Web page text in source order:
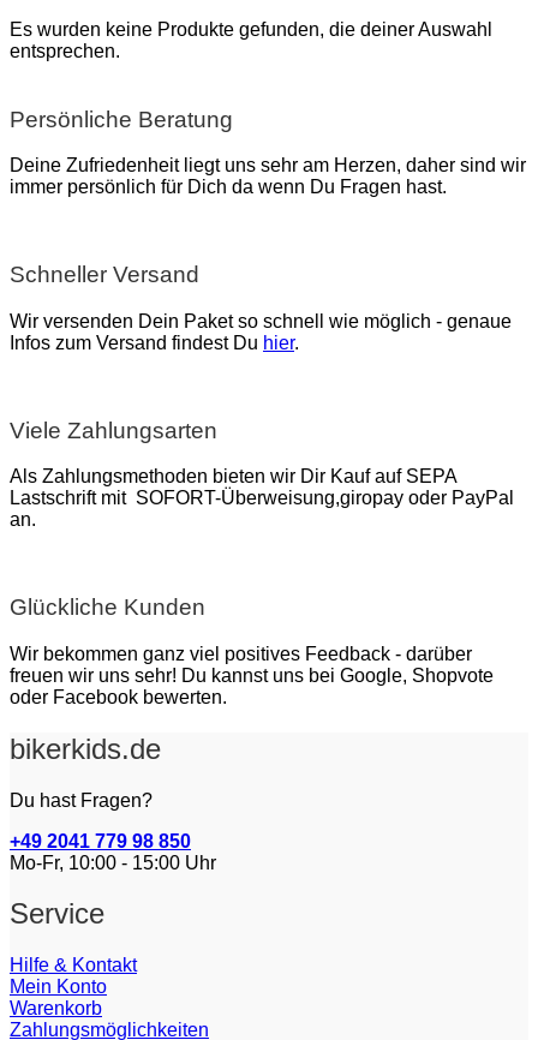
Es wurden keine Produkte gefunden, die deiner Auswahl
entsprechen.
Persönliche Beratung
Deine Zufriedenheit liegt uns sehr am Herzen, daher sind wir
immer persönlich für Dich da wenn Du Fragen hast.
Schneller Versand
Wir versenden Dein Paket so schnell wie möglich - genaue
Infos zum Versand findest Du hier.
Viele Zahlungsarten
Als Zahlungsmethoden bieten wir Dir Kauf auf SEPA
Lastschrift mit SOFORT-Überweisung,giropay oder PayPal
an.
Glückliche Kunden
Wir bekommen ganz viel positives Feedback - darüber
freuen wir uns sehr! Du kannst uns bei Google, Shopvote
oder Facebook bewerten.
bikerkids.de
Du hast Fragen?
+49 2041 779 98 850
Mo-Fr, 10:00 - 15:00 Uhr
Service
Hilfe & Kontakt
Mein Konto
Warenkorb
Zahlungsmöglichkeiten